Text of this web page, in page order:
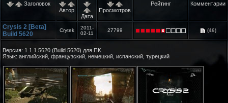
Заголовок
Автор
Дата
Просмотров
Рейтинг Комментарии
Crysis 2 [Beta]
Build 5620
Crytek
2011-
02-11
27799 (46)
Версия: 1.1.1.5620 (Build 5620) для ПК
Язык: английский, французский, немецкий, испанский, турецкий